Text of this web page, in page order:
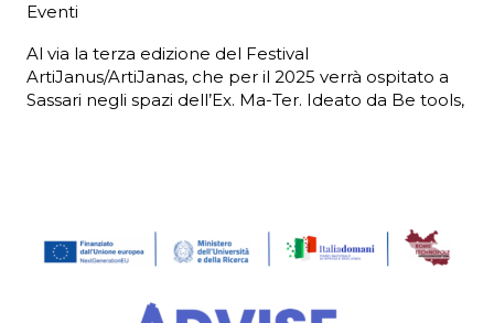
Eventi
Al via la terza edizione del Festival
ArtiJanus/ArtiJanas, che per il 2025 verrà ospitato a
Sassari negli spazi dell’Ex. Ma-Ter. Ideato da Be tools,